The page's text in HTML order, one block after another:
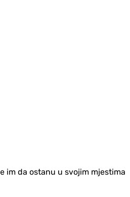
im da ostanu u svojim mjestima